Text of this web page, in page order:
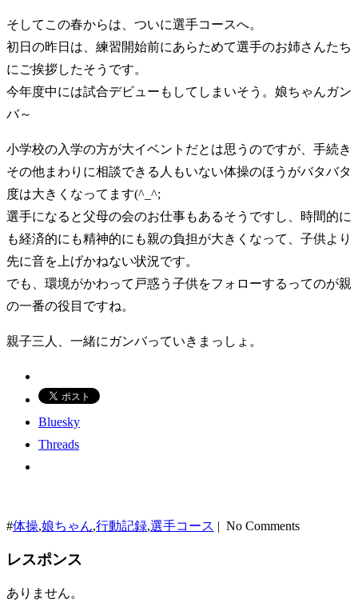
そしてこの春からは、ついに選手コースへ。
初日の昨日は、練習開始前にあらためて選手のお姉さんたち
にご挨拶したそうです。
今年度中には試合デビューもしてしまいそう。娘ちゃんガン
バ～
小学校の入学の方が大イベントだとは思うのですが、手続き
その他まわりに相談できる人もいない体操のほうがバタバタ
度は大きくなってます(^_^;
選手になると父母の会のお仕事もあるそうですし、時間的に
も経済的にも精神的にも親の負担が大きくなって、子供より
先に音を上げかねない状況です。
でも、環境がかわって戸惑う子供をフォローするってのが親
の一番の役目ですね。
親子三人、一緒にガンバっていきまっしょ。
Bluesky
Threads
#体操,娘ちゃん,行動記録,選手コース | No Comments
レスポンス
ありません。